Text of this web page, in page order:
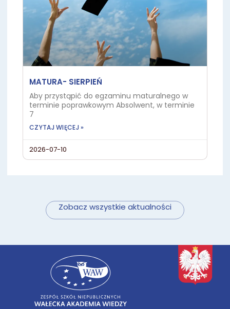
MATURA- SIERPIEŃ
Aby przystąpić do egzaminu maturalnego w
terminie poprawkowym Absolwent, w terminie
7
CZYTAJ WIĘCEJ »
2026-07-10
Zobacz wszystkie aktualności